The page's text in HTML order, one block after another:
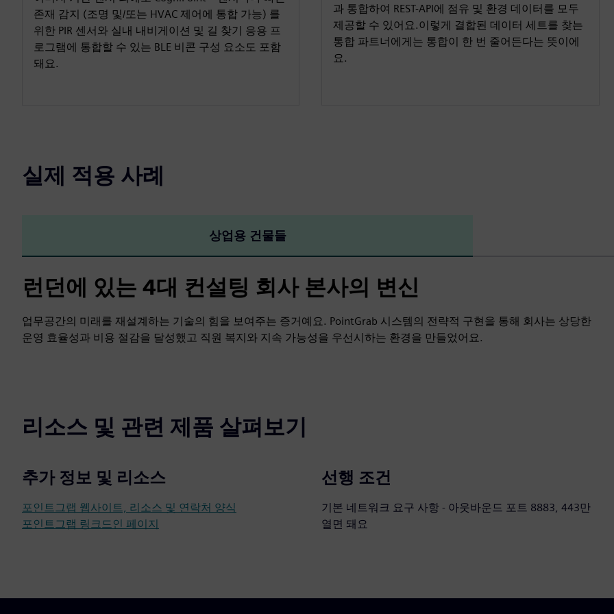
존재 감지 (조명 및/또는 HVAC 제어에 통합 가능) 를
위한 PIR 센서와 실내 내비게이션 및 길 찾기 응용 프
로그램에 통합할 수 있는 BLE 비콘 구성 요소도 포함
돼요.
과 통합하여 REST-API에 점유 및 환경 데이터를 모두
제공할 수 있어요.이렇게 결합된 데이터 세트를 찾는
통합 파트너에게는 통합이 한 번 줄어든다는 뜻이에
요.
실제 적용 사례
상업용 건물들
런던에 있는 4대 컨설팅 회사 본사의 변신
업무공간의 미래를 재설계하는 기술의 힘을 보여주는 증거예요. PointGrab 시스템의 전략적 구현을 통해 회사는 상당한
운영 효율성과 비용 절감을 달성했고 직원 복지와 지속 가능성을 우선시하는 환경을 만들었어요.
리소스 및 관련 제품 살펴보기
추가 정보 및 리소스
포인트그랩 웹사이트, 리소스 및 연락처 양식
포인트그랩 링크드인 페이지
선행 조건
기본 네트워크 요구 사항 - 아웃바운드 포트 8883, 443만
열면 돼요